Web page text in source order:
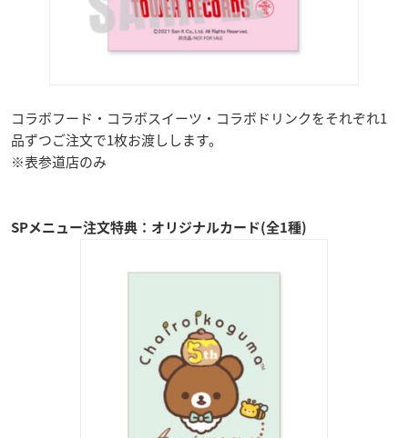
コラボフード・コラボスイーツ・コラボドリンクをそれぞれ1
品ずつご注文で1枚お渡しします。
※表参道店のみ
SPメニュー注文特典：オリジナルカード(全1種)